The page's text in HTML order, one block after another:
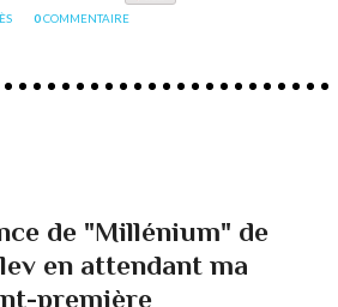
0COMMENTAIRE
de "Millénium" de
en attendant ma
première